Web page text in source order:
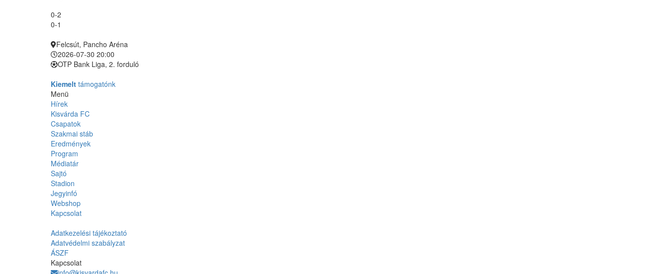
0-2
0-1
Felcsút, Pancho Aréna
2026-07-30 20:00
OTP Bank Liga, 2. forduló
Kiemelt támogatónk
Menü
Hírek
Kisvárda FC
Csapatok
Szakmai stáb
Eredmények
Program
Médiatár
Sajtó
Stadion
Jegyinfó
Webshop
Kapcsolat
Adatkezelési tájékoztató
Adatvédelmi szabályzat
ÁSZF
Kapcsolat